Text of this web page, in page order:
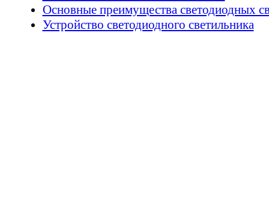
Основные преимущества светодиодных
Устройство светодиодного светильника